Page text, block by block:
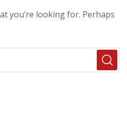
you’re looking for. Perhaps